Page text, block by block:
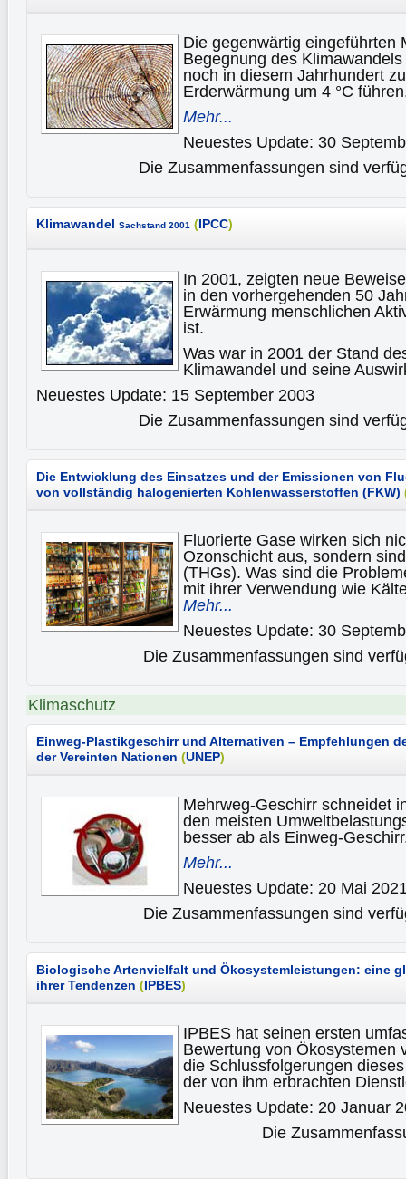
Die gegenwärtig eingeführten
Begegnung des
noch in diesem Jahrhundert
Erderwärmung um 4 °C
Mehr...
Neuestes Update: 30
Die Zusammenfassungen sind
Klimawandel Sachstand 2001 (IPCC)
In 2001, zeigten neue
in den vorhergehenden 50
Erwärmung menschlichen
ist.
Was war in 2001 der Stand
Klimawandel und seine
Neuestes Update: 15 September 2003
Die Zusammenfassungen sind
Die Entwicklung des Einsatzes und der Emissionen von
von vollständig halogenierten Kohlenwasserstoffen (FKW)
Fluorierte Gase wirken sich
Ozonschicht aus, sondern
(THGs). Was sind die
mit ihrer Verwendung wie
Mehr...
Neuestes Update: 30
Die Zusammenfassungen sind
Klimaschutz
Einweg-Plastikgeschirr und Alternativen – Empfehlungen
der Vereinten Nationen (UNEP)
Mehrweg-Geschirr schneidet
den meisten
besser ab als Einweg-
Mehr...
Neuestes Update: 20 Mai
Die Zusammenfassungen sind
Biologische Artenvielfalt und Ökosystemleistungen: eine
ihrer Tendenzen (IPBES)
IPBES hat seinen ersten
Bewertung von Ökosystemen
die Schlussfolgerungen
der von ihm erbrachten
Neuestes Update: 20 Januar
Die